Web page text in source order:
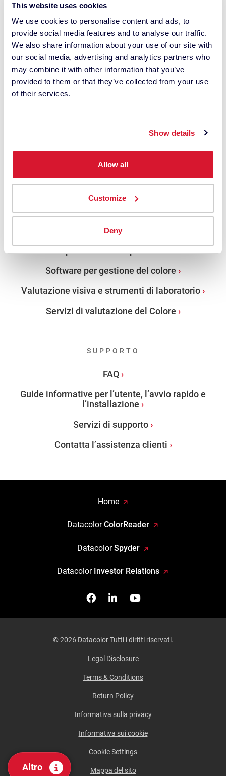
This website uses cookies
We use cookies to personalise content and ads, to
provide social media features and to analyse our traffic.
We also share information about your use of our site with
our social media, advertising and analytics partners who
may combine it with other information that you’ve
provided to them or that they’ve collected from your use
of their services.
Show details
Allow all
Customize
Deny
Rimani in contatto ›
ISTRUZIONE
Color Science Essentials
Spettrofotometri da banco
Software per gestione del colore
Valutazione visiva e strumenti di laboratorio
Servizi di valutazione del Colore
SUPPORTO
FAQ
Guide informative per l’utente, l’avvio rapido e
l’installazione
Servizi di supporto
Contatta l’assistenza clienti
Home
DatacolorColorReader
DatacolorSpyder
Datacolor Investor Relations
FacebookSeguici su Linkedin
Guardaci su
© 2026 Datacolor Tutti i diritti riservati.
Legal Disclosure
Terms & Conditions
Return Policy
Informativa sulla privacy
Informativa sui cookie
Cookie Settings
Mappa del sito
Altro